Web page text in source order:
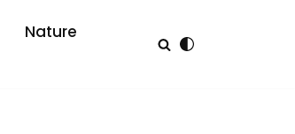
Nature